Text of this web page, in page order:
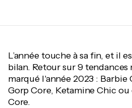
L’année touche à sa fin, et il
bilan. Retour sur 9
marqué l'année 2023 : Barbie
Gorp Core, Ketamine Chic
Core.